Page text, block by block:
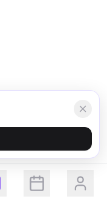
Suscribirse